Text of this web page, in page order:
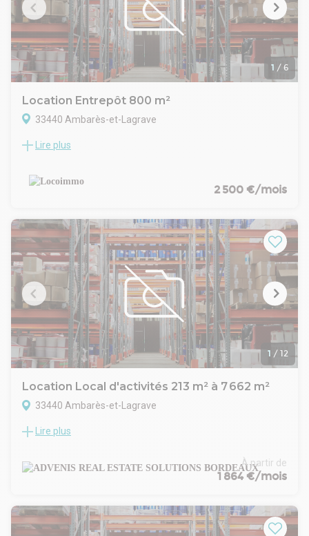
1 / 6
Location Entrepôt 800 m²
33440 Ambarès-et-Lagrave
A louer entrepôt avec bureaux d'environ 800 m2 à AMBARES
Nous vous proposons un local indépendant composé
d'environ 650 m2 d'entrepot / atelier et environ 150 m2 de
Local accessible aux poids lourds et disposant de nombreux
parking extérieur.
www.locoimmo.com
- Type de bail : Commercial
- Durée : 3/6/9 ans
- Fiscalité : Exonéré
- Dépôt de garantie : 3 mois
- Loyers et charges : Mensuels et d'avance
Lire plus
2 500 €/mois
1 / 12
Location Local d'activités 213 m² à 7 662 m²
33440 Ambarès-et-Lagrave
A proximité immédiate de l'A10, ADVENIS BORDEAUX vous
209 m². Possibilité de cumuler plusieurs lots. Prestations de
qualité.
- Fiscalité : TVA
- Indice : ILAT
Lire plus
À partir de
1 864 €/mois